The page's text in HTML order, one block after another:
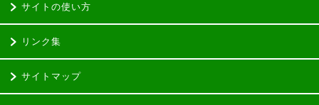
サイトの使い方
リンク集
サイトマップ